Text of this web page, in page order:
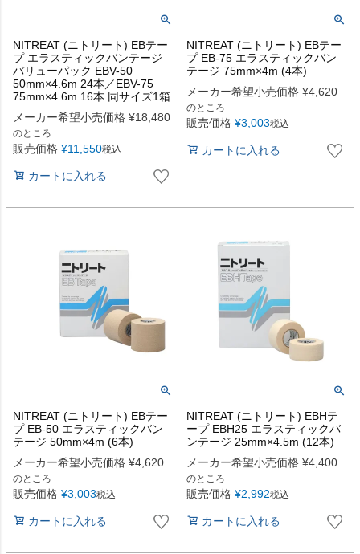
NITREAT (ニトリート) EBテー
プ エラスティックバンテージ
バリューパック EBV-50
50mm×4.6m 24本／EBV-75
75mm×4.6m 16本 同サイズ1箱
メーカー希望小売価格 ¥18,480
のところ
販売価格 ¥11,550税込
カートに入れる
NITREAT (ニトリート) EBテー
プ EB-75 エラスティックバン
テージ 75mm×4m (4本)
メーカー希望小売価格 ¥4,620
のところ
販売価格 ¥3,003税込
カートに入れる
NITREAT (ニトリート) EBテー
プ EB-50 エラスティックバン
テージ 50mm×4m (6本)
メーカー希望小売価格 ¥4,620
のところ
販売価格 ¥3,003税込
カートに入れる
NITREAT (ニトリート) EBHテ
ープ EBH25 エラスティックバ
ンテージ 25mm×4.5m (12本)
メーカー希望小売価格 ¥4,400
のところ
販売価格 ¥2,992税込
カートに入れる